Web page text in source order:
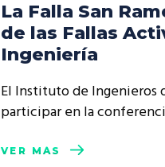
La Falla San
de las Fallas
Ingeniería
El Instituto de Ingenieros
participar en la
VER MÁS